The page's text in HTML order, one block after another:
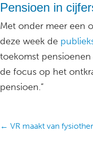
Pensioen in
Met onder meer een
deze week de
toekomst pensioenen
de focus op het
pensioen.”
Posts
← VR maakt van